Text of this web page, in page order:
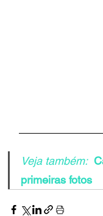
Veja também:
primeiras fotos